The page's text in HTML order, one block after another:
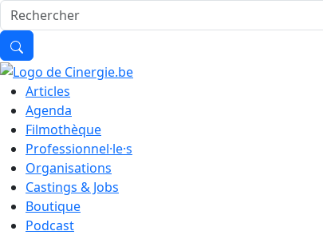
Articles
Agenda
Filmothèque
Professionnel·le·s
Organisations
Castings & Jobs
Boutique
Podcast